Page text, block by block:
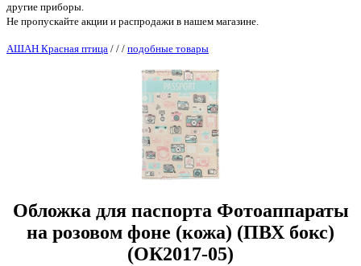
другие приборы.
Не пропускайте акции и распродажи в нашем магазине.
АШАН Красная птица / / / подобные товары
Обложка для паспорта Фотоаппараты
на розовом фоне (кожа) (ПВХ бокс)
(ОК2017-05)